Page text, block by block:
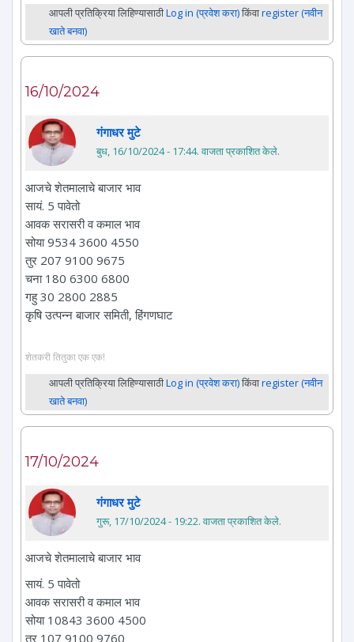
आपली प्रतिक्रिया लिहिण्यासाठीLog in (प्रवेश करा)किंवाregister (नवीन
खाते बनवा)
16/10/2024
गंगाधर मुटे
बुध, 16/10/2024 - 17:44. वाजता प्रकाशित केले.
आजचे शेतमालाचे बाजार भाव
सायं. 5 पावेतो
आवक सरासरी व कमाल भाव
सोया 9534 3600 4550
तुर 207 9100 9675
चना 180 6300 6800
गहु 30 2800 2885
कृषि उत्पन्न बाजार समिती, हिंगणघाट
शेतकरी तितुका एक एक!
आपली प्रतिक्रिया लिहिण्यासाठीLog in (प्रवेश करा)किंवाregister (नवीन
खाते बनवा)
17/10/2024
गंगाधर मुटे
गुरू, 17/10/2024 - 19:22. वाजता प्रकाशित केले.
आजचे शेतमालाचे बाजार भाव
सायं. 5 पावेतो
आवक सरासरी व कमाल भाव
सोया 10843 3600 4500
तुर 107 9100 9760